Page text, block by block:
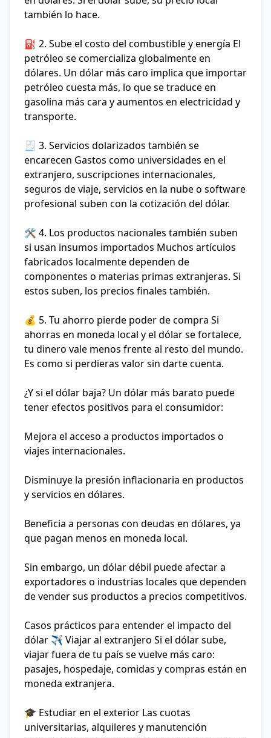
también lo hace.
⛽ 2. Sube el costo del combustible y energía El
petróleo se comercializa globalmente en
dólares. Un dólar más caro implica que importar
petróleo cuesta más, lo que se traduce en
gasolina más cara y aumentos en electricidad y
transporte.
🧾 3. Servicios dolarizados también se
encarecen Gastos como universidades en el
extranjero, suscripciones internacionales,
seguros de viaje, servicios en la nube o software
profesional suben con la cotización del dólar.
🛠️ 4. Los productos nacionales también suben
si usan insumos importados Muchos artículos
fabricados localmente dependen de
componentes o materias primas extranjeras. Si
estos suben, los precios finales también.
💰 5. Tu ahorro pierde poder de compra Si
ahorras en moneda local y el dólar se fortalece,
tu dinero vale menos frente al resto del mundo.
Es como si perdieras valor sin darte cuenta.
¿Y si el dólar baja? Un dólar más barato puede
tener efectos positivos para el consumidor:
Mejora el acceso a productos importados o
viajes internacionales.
Disminuye la presión inflacionaria en productos
y servicios en dólares.
Beneficia a personas con deudas en dólares, ya
que pagan menos en moneda local.
Sin embargo, un dólar débil puede afectar a
exportadores o industrias locales que dependen
de vender sus productos a precios competitivos.
Casos prácticos para entender el impacto del
dólar ✈️ Viajar al extranjero Si el dólar sube,
viajar fuera de tu país se vuelve más caro:
pasajes, hospedaje, comidas y compras están en
moneda extranjera.
🎓 Estudiar en el exterior Las cuotas
universitarias, alquileres y manutención